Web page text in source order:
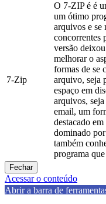
7-Zip
O 7-ZIP é é
um ótimo
arquivos e se
concorrentes
versão
melhorar o
formas de se
arquivo, seja
espaço em
arquivos,
email, um
destacado
dominado
também
programa
Fechar
Acessar o conteúdo
Abrir a barra de